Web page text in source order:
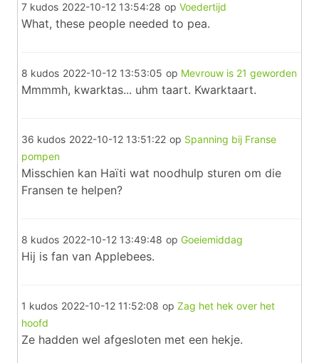
7 kudos 2022-10-12 13:54:28 op Voedertijd
What, these people needed to pea.
8 kudos 2022-10-12 13:53:05 op Mevrouw is 21 geworden
Mmmmh, kwarktas... uhm taart. Kwarktaart.
36 kudos 2022-10-12 13:51:22 op Spanning bij Franse
pompen
Misschien kan Haïti wat noodhulp sturen om die
Fransen te helpen?
8 kudos 2022-10-12 13:49:48 op Goeiemiddag
Hij is fan van Applebees.
1 kudos 2022-10-12 11:52:08 op Zag het hek over het
hoofd
Ze hadden wel afgesloten met een hekje.